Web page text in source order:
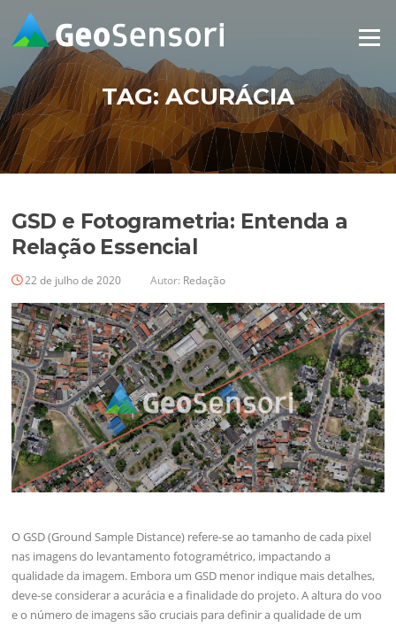
para
conteúdo
Menu
TAG:ACURÁCIA
GSD e Fotogrametria: Entenda a
Relação Essencial
22 de julho de 2020 Autor: Redação
O GSD (Ground Sample Distance) refere-se ao tamanho de cada pixel
nas imagens do levantamento fotogramétrico, impactando a
qualidade da imagem. Embora um GSD menor indique mais detalhes,
deve-se considerar a acurácia e a finalidade do projeto. A altura do voo
e o número de imagens são cruciais para definir a qualidade de um